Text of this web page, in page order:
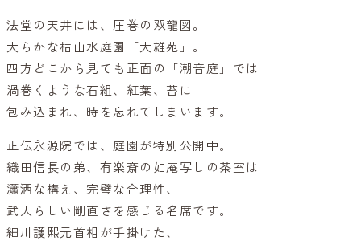
法堂の天井には、圧巻の双龍図。
大らかな枯山水庭園「大雄苑」。
四方どこから見ても正面の「潮音庭」では
渦巻くような石組、紅葉、苔に
包み込まれ、時を忘れてしまいます。
正伝永源院では、庭園が特別公開中。
織田信長の弟、有楽斎の如庵写しの茶室は
瀟洒な構え、完璧な合理性、
武人らしい剛直さを感じる名席です。
細川護熙元首相が手掛けた、